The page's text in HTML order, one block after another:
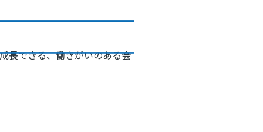
長できる、働きがいのある会